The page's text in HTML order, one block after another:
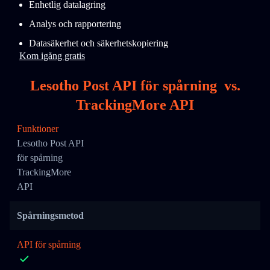
Enhetlig datalagring
Analys och rapportering
Datasäkerhet och säkerhetskopiering
Kom igång gratis
Lesotho Post API för spårning vs.
TrackingMore API
Funktioner
Lesotho Post API
för spårning
TrackingMore
API
Spårningsmetod
API för spårning